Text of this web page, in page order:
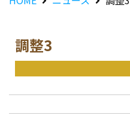
調整3